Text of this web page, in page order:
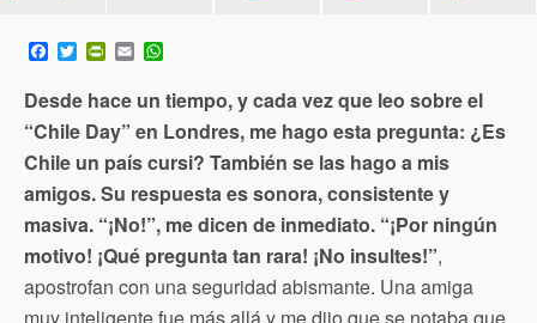
F
a
e
b
o
o
k
T
w
t
t
e
r
P
n
t
F
r
i
e
n
d
l
y
E
m
i
l
a
t
s
A
p
p
Desde hace un tiempo, y cada vez que leo sobre el
“Chile Day” en Londres, me hago esta pregunta: ¿Es
Chile un país cursi? También se las hago a mis
amigos. Su respuesta es sonora, consistente y
masiva. “¡No!”, me dicen de inmediato. “¡Por ningún
motivo! ¡Qué pregunta tan rara! ¡No insultes!”,
apostrofan con una seguridad abismante. Una amiga